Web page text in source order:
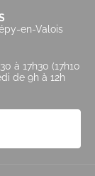
en-Valois
à 17h30 (17h10
de 9h à 12h